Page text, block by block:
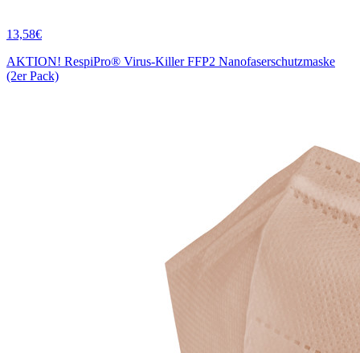
13,58€
AKTION! RespiPro® Virus-Killer FFP2 Nanofaserschutzmaske
(2er Pack)